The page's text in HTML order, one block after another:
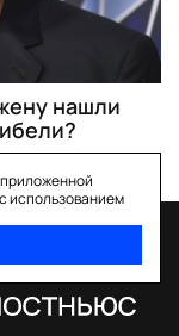
нашли
использованием